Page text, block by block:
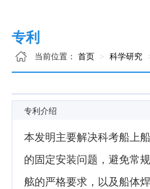
专利
当前位置： 首页 科学研究
专利介绍
本发明主要解决科考船上
的固定安装问题，避免常
舷的严格要求，以及船体